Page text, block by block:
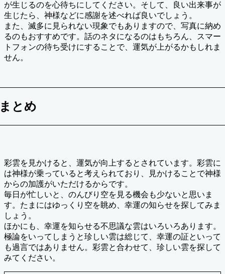
が生じるのを心待ちにしてください。そして、良い出来事が
生じたら、神様などに感謝を述べれば良いでしょう。
また、滅多に見られない現象でもありますので、写真に納め
るのもおすすめです。話のネタになるのはもちろん、スマー
トフォンの待ち受けにすることで、運気が上がるかもしれま
せん。
とめ
彩雲を見かけると、運気が向上するとされています。彩雲に
は神様が乗っていると考えられており、見かけることで神様
からの加護がいただけるからです。
毎日が忙しいと、のんびり空を見る機会も少ないと思いま
す。たまにはゆっくり空を眺め、幸運の知らせを探してみま
しょう。
ほかにも、幸運を知らせる不思議な雲はいろいろあります。
極論をいってしまうと珍しい雲は総じて、幸運の証といって
も過言ではありません。彩雲と合わせて、珍しい雲を探して
みてください。